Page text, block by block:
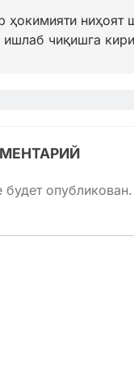
ҳокимияти ниҳоят
ишлаб чиқишга
опубликован.